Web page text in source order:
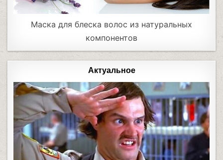
Маска для блеска волос из натуральных
компонентов
Актуальное